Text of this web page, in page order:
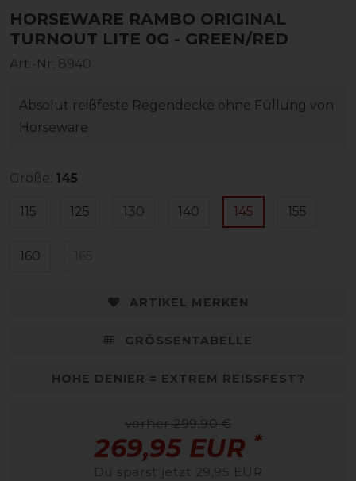
HORSEWARE RAMBO ORIGINAL
TURNOUT LITE 0G - GREEN/RED
Art.-Nr: 8940
Absolut reißfeste Regendecke ohne Füllung von
Horseware
Größe: 145
115 125 130 140 145 155
160
ARTIKEL MERKEN
GRÖSSENTABELLE
HOHE DENIER = EXTREM REISSFEST?
vorher 299,90 €
269,95 EUR *
Du sparst jetzt 29,95 EUR